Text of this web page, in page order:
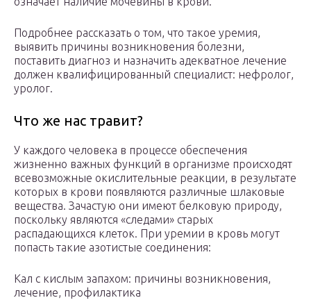
Подробнее рассказать о том, что такое уремия,
выявить причины возникновения болезни,
поставить диагноз и назначить адекватное лечение
должен квалифицированный специалист: нефролог,
уролог.
Что же нас травит?
У каждого человека в процессе обеспечения
жизненно важных функций в организме происходят
всевозможные окислительные реакции, в результате
которых в крови появляются различные шлаковые
вещества. Зачастую они имеют белковую природу,
поскольку являются «следами» старых
распадающихся клеток. При уремии в кровь могут
попасть такие азотистые соединения:
Кал с кислым запахом: причины возникновения,
лечение, профилактика